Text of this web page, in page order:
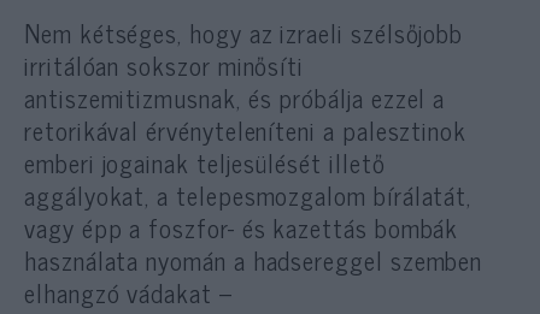
Nem kétséges, hogy az izraeli szélsőjobb
irritálóan sokszor minősíti
antiszemitizmusnak, és próbálja ezzel a
retorikával érvényteleníteni a palesztinok
emberi jogainak teljesülését illető
aggályokat, a telepesmozgalom bírálatát,
vagy épp a foszfor- és kazettás bombák
használata nyomán a hadsereggel szemben
elhangzó vádakat –